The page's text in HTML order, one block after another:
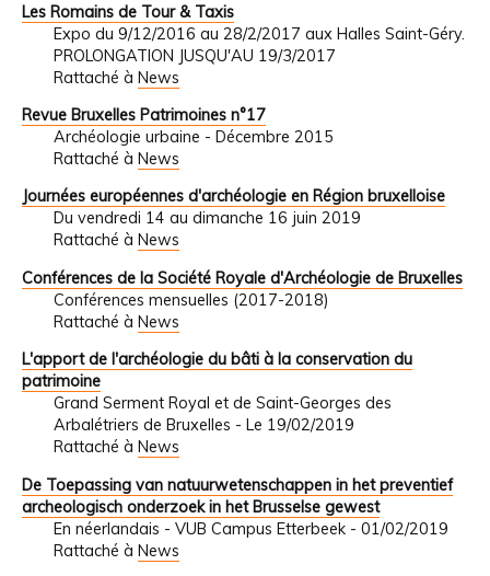
Les Romains de Tour & Taxis
Expo du 9/12/2016 au 28/2/2017 aux Halles Saint-Géry.
PROLONGATION JUSQU'AU 19/3/2017
Rattaché à News
Revue Bruxelles Patrimoines n°17
Archéologie urbaine - Décembre 2015
Rattaché à News
Journées européennes d'archéologie en Région bruxelloise
Du vendredi 14 au dimanche 16 juin 2019
Rattaché à News
Conférences de la Société Royale d'Archéologie de Bruxelles
Conférences mensuelles (2017-2018)
Rattaché à News
L'apport de l'archéologie du bâti à la conservation du
patrimoine
Grand Serment Royal et de Saint-Georges des
Arbalétriers de Bruxelles - Le 19/02/2019
Rattaché à News
De Toepassing van natuurwetenschappen in het preventief
archeologisch onderzoek in het Brusselse gewest
En néerlandais - VUB Campus Etterbeek - 01/02/2019
Rattaché à News